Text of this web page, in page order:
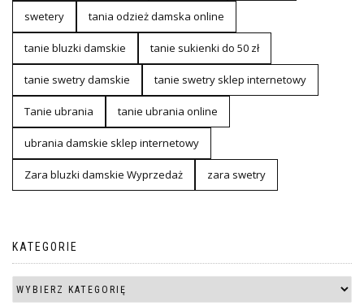
swetery tania odzież damska online
tanie bluzki damskie tanie sukienki do 50 zł
tanie swetry damskie tanie swetry sklep internetowy
Tanie ubrania tanie ubrania online
ubrania damskie sklep internetowy
Zara bluzki damskie Wyprzedaż zara swetry
KATEGORIE